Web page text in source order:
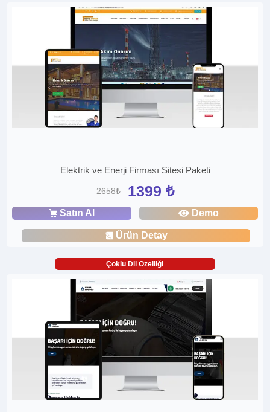
Elektrik ve Enerji Firması Sitesi Paketi
2658₺ 1399 ₺
Satın Al Demo
Ürün Detay
Çoklu Dil Özelliği